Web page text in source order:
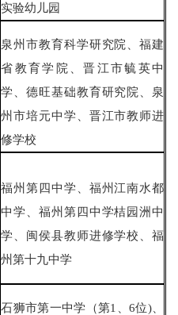
实验幼儿园
泉州市教育科学研究院、福建
省教育学院、晋江市毓英中
学、德旺基础教育研究院、泉
州市培元中学、晋江市教师进
修学校
福州第四中学、福州江南水都
中学、福州第四中学桔园洲中
学、闽侯县教师进修学校、福
州第十九中学
石狮市第一中学（第1、6位)、